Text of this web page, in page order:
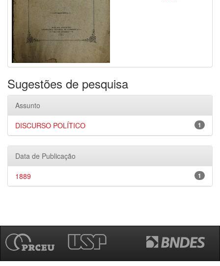
Sugestões de pesquisa
Assunto
1
DISCURSO POLÍTICO
Data de Publicação
1
1889